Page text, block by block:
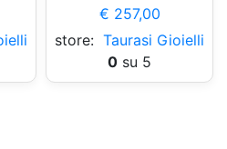
€ 257,00
store: Taurasi Gioielli
0 su 5